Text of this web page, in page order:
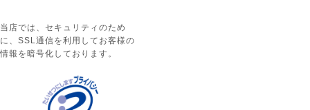
当店では、セキュリティのため
に、SSL通信を利用してお客様の
情報を暗号化しております。